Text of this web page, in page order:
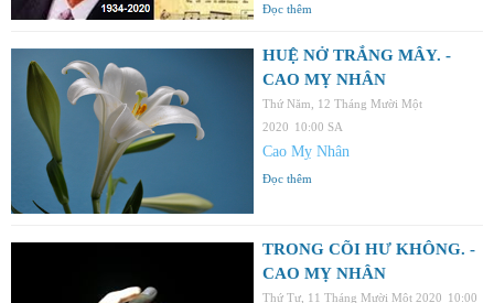
Đọc thêm
HUỆ NỞ TRẮNG MÂY. -
CAO MỴ NHÂN
Thứ Năm, 12 Tháng Mười Một
2020 10:00 SA
Cao Mỵ Nhân
Đọc thêm
TRONG CÕI HƯ KHÔNG. -
CAO MỴ NHÂN
Thứ Tư, 11 Tháng Mười Một 2020 10:00